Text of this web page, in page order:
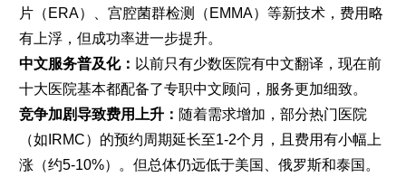
片（ERA）、宫腔菌群检测（EMMA）等新技术，费用略
有上浮，但成功率进一步提升。
中文服务普及化： 以前只有少数医院有中文翻译，现在前
十大医院基本都配备了专职中文顾问，服务更加细致。
竞争加剧导致费用上升： 随着需求增加，部分热门医院
（如IRMC）的预约周期延长至1-2个月，且费用有小幅上
涨（约5-10%）。但总体仍远低于美国、俄罗斯和泰国。